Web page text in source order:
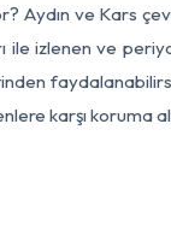
Aydın ve Kars
izlenen ve
karşı koruma